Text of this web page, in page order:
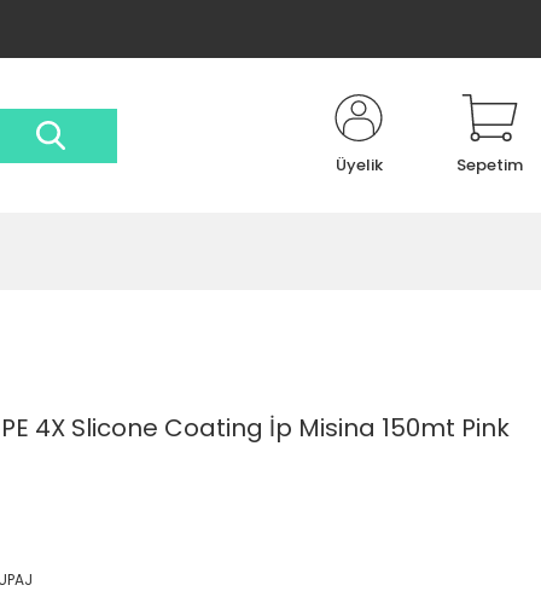
Üyelik Sepetim
4X Slicone Coating İp Misina 150mt Pink